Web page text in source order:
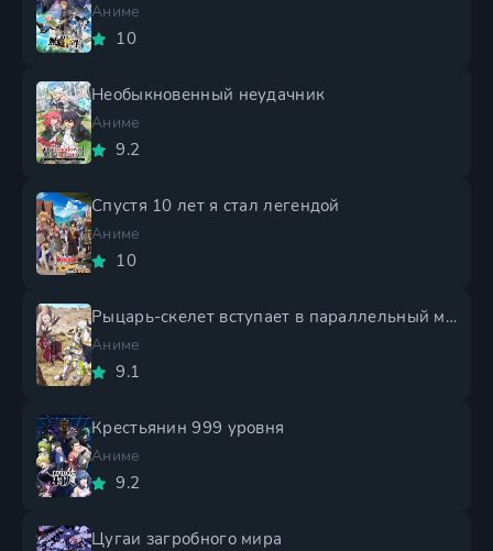
Аниме
10
Необыкновенный неудачник
Аниме
9.2
Спустя 10 лет я стал легендой
Аниме
10
Рыцарь-скелет вступает в параллельный мир 2 сезон
Аниме
9.1
Крестьянин 999 уровня
Аниме
9.2
Цугаи загробного мира